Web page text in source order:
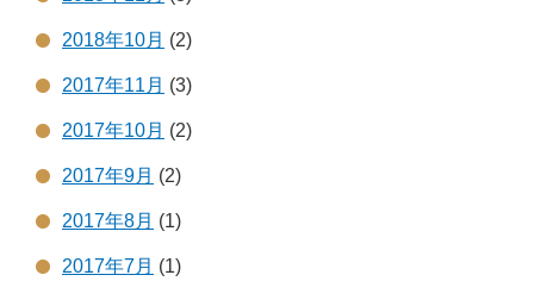
2018年10月 (2)
2017年11月 (3)
2017年10月 (2)
2017年9月 (2)
2017年8月 (1)
2017年7月 (1)